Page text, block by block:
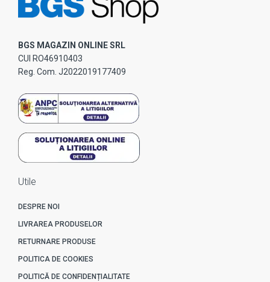
BGS MAGAZIN ONLINE SRL
CUI RO46910403
Reg. Com. J2022019177409
Utile
DESPRE NOI
LIVRAREA PRODUSELOR
RETURNARE PRODUSE
POLITICA DE COOKIES
POLITICĂ DE CONFIDENȚIALITATE